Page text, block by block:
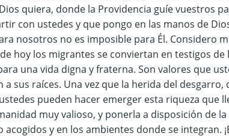
quiera, donde la Providencia guíe vuestros
con ustedes y que pongo en las manos de
nosotros no es imposible para Él. Considero
hoy los migrantes se conviertan en testigos de
una vida digna y fraterna. Son valores que
sus raíces. Una vez que la herida del desgarro,
pueden hacer emerger esta riqueza que
muy valioso, y ponerla a disposición de la
y en los ambientes donde se integran.